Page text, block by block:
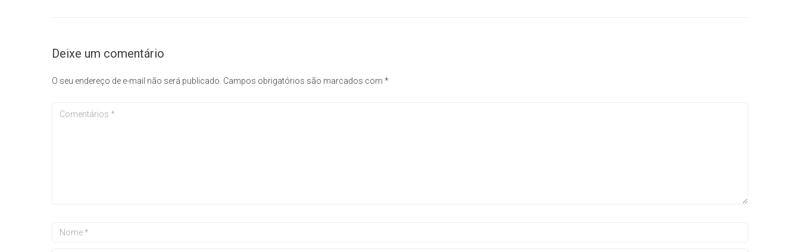
Deixe um comentário
O seu endereço de e-mail não será publicado. Campos obrigatórios são marcados com *